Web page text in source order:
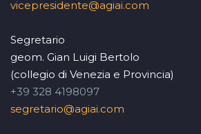
vicepresidente@agiai.com
Segretario
geom. Gian Luigi Bertolo
(collegio di Venezia e Provincia)
+39 328 4198097
segretario@agiai.com